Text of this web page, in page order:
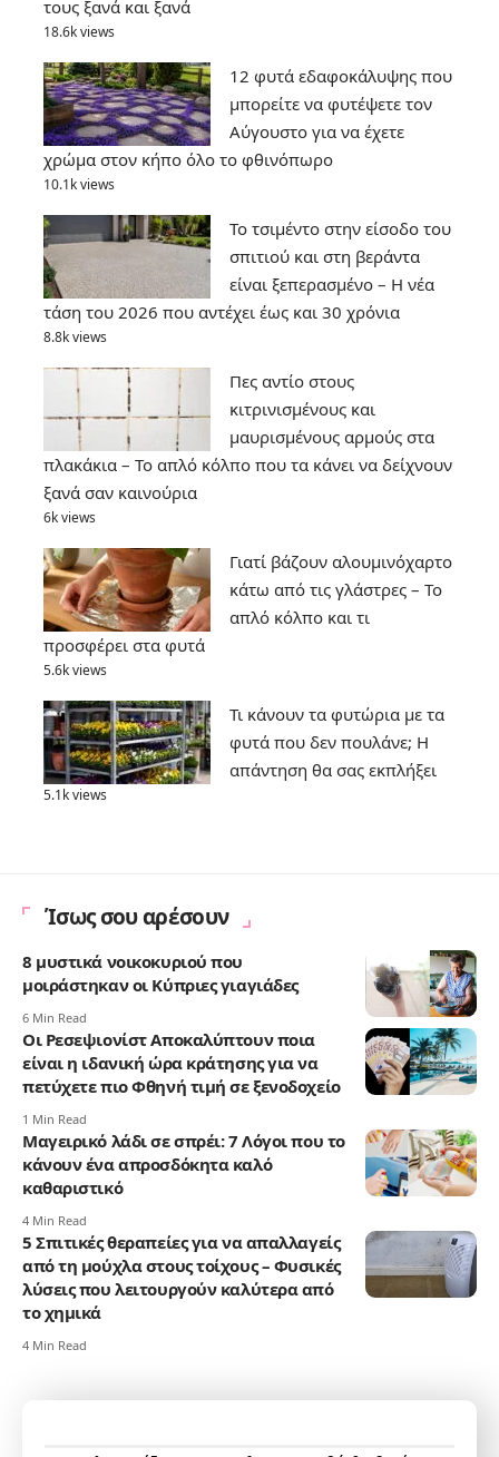
τους ξανά και ξανά
18.6k views
12 φυτά εδαφοκάλυψης που
μπορείτε να φυτέψετε τον
Αύγουστο για να έχετε
χρώμα στον κήπο όλο το φθινόπωρο
10.1k views
Το τσιμέντο στην είσοδο του
σπιτιού και στη βεράντα
είναι ξεπερασμένο – Η νέα
τάση του 2026 που αντέχει έως και 30 χρόνια
8.8k views
Πες αντίο στους
κιτρινισμένους και
μαυρισμένους αρμούς στα
πλακάκια – Το απλό κόλπο που τα κάνει να δείχνουν
ξανά σαν καινούρια
6k views
Γιατί βάζουν αλουμινόχαρτο
κάτω από τις γλάστρες – Το
απλό κόλπο και τι
προσφέρει στα φυτά
5.6k views
Τι κάνουν τα φυτώρια με τα
φυτά που δεν πουλάνε; Η
απάντηση θα σας εκπλήξει
5.1k views
Ίσως σου αρέσουν
8 μυστικά νοικοκυριού που
μοιράστηκαν οι Κύπριες γιαγιάδες
6 Min Read
Οι Ρεσεψιονίστ Αποκαλύπτουν ποια
είναι η ιδανική ώρα κράτησης για να
πετύχετε πιο Φθηνή τιμή σε ξενοδοχείο
1 Min Read
Μαγειρικό λάδι σε σπρέι: 7 Λόγοι που το
κάνουν ένα απροσδόκητα καλό
καθαριστικό
4 Min Read
5 Σπιτικές θεραπείες για να απαλλαγείς
από τη μούχλα στους τοίχους – Φυσικές
λύσεις που λειτουργούν καλύτερα από
το χημικά
4 Min Read